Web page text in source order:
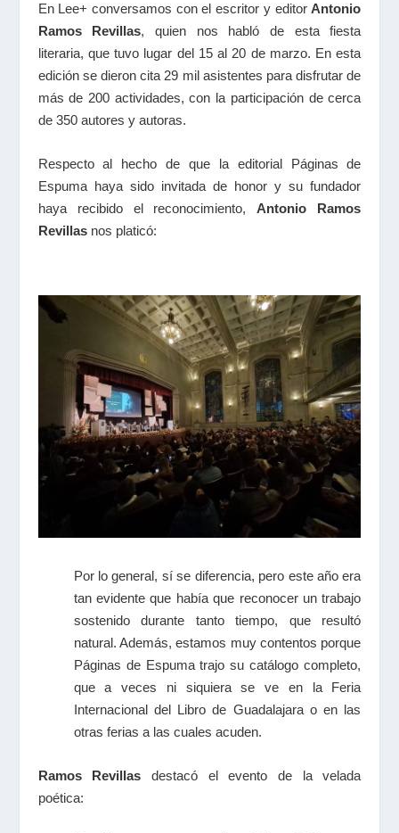
En Lee+ conversamos con el escritor y editorAntonio
Ramos Revillas, quien nos habló de esta fiesta
literaria, que tuvo lugar del 15 al 20 de marzo. En esta
edición se dieron cita 29 mil asistentes para disfrutar de
más de 200 actividades, con la participación de cerca
de 350 autores y autoras.
Respecto al hecho de que la editorial Páginas de
Espuma haya sido invitada de honor y su fundador
haya recibido el reconocimiento,Antonio Ramos
Revillasnos platicó:
Por lo general, sí se diferencia, pero este año era
tan evidente que había que reconocer un trabajo
sostenido durante tanto tiempo, que resultó
natural. Además, estamos muy contentos porque
Páginas de Espuma trajo su catálogo completo,
que a veces ni siquiera se ve en la Feria
Internacional del Libro de Guadalajara o en las
otras ferias a las cuales acuden.
Ramos Revillas destacó el evento de la velada
poética: